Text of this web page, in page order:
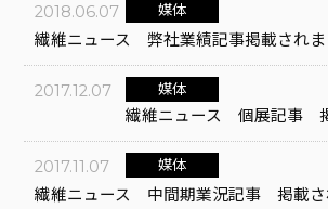
2018.06.07 媒体
繊維ニュース 弊社業績記事掲載されま
2017.12.07 媒体
繊維ニュース 個展記事 掲
2017.11.07 媒体
繊維ニュース 中間期業況記事 掲載さ